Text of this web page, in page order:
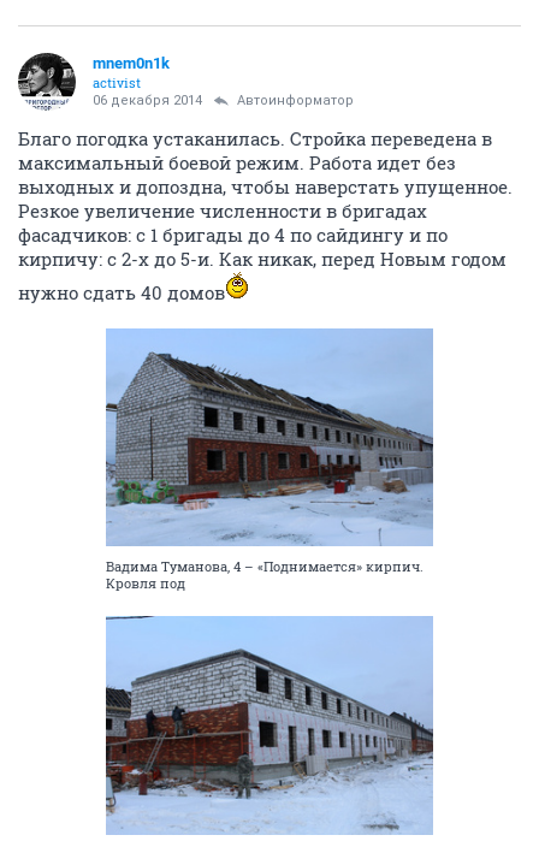
mnem0n1k
activist
06 декабря 2014 Автоинформатор
Благо погодка устаканилась. Стройка переведена в
максимальный боевой режим. Работа идет без
выходных и допоздна, чтобы наверстать упущенное.
Резкое увеличение численности в бригадах
фасадчиков: с 1 бригады до 4 по сайдингу и по
кирпичу: с 2-х до 5-и. Как никак, перед Новым годом
нужно сдать 40 домов
Вадима Туманова, 4 – «Поднимается» кирпич.
Кровля под